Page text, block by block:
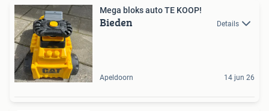
Mega bloks auto TE KOOP!
Bieden Details
Apeldoorn 14 jun 26